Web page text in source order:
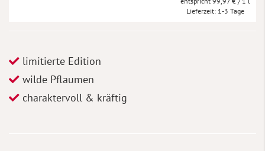
Lieferzeit 1-3 Tage
limitierte Edition
wilde Pflaumen
charaktervoll & kräftig